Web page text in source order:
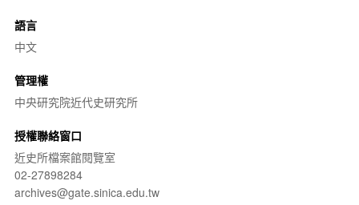
語言
中文
管理權
中央研究院近代史研究所
授權聯絡窗口
近史所檔案館閱覽室
02-27898284
archives@gate.sinica.edu.tw